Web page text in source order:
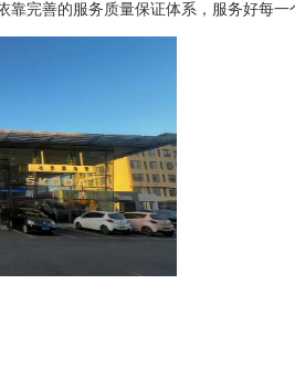
靠完善的服务质量保证体系，服务好每